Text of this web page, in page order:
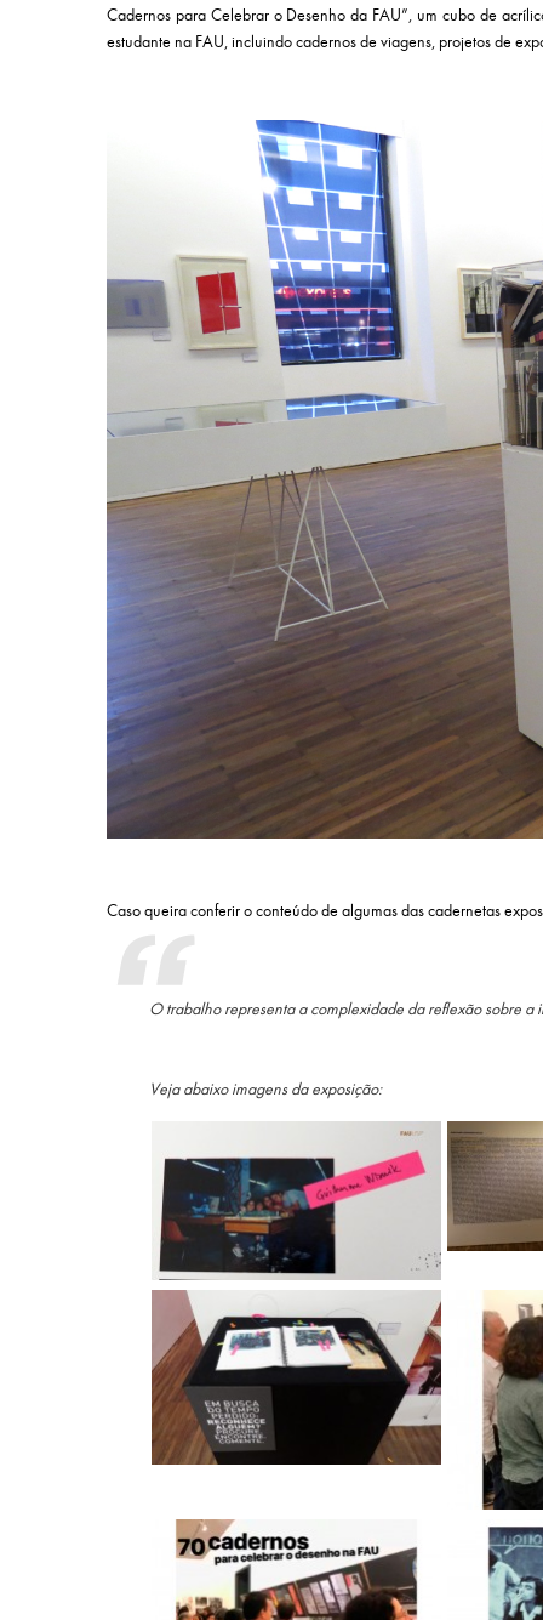
Cadernos para Celebrar o Desenho da FAU”, um cubo de
estudante na FAU, incluindo cadernos de viagens, projetos de
Caso queira conferir o conteúdo de algumas das cadernetas
O trabalho representa a complexidade da reflexão sobre
Veja abaixo imagens da exposição: